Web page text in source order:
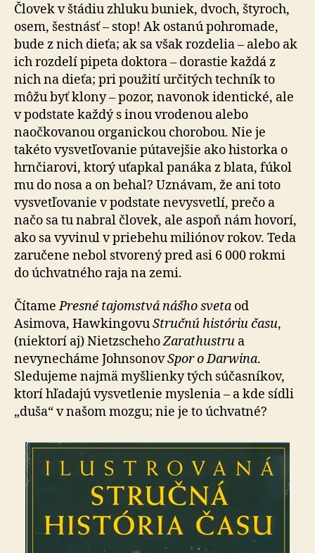
Človek v štádiu zhluku buniek, dvoch, štyroch,
osem, šest­násť – stop! Ak ostanú pohromade,
bude z nich dieťa; ak sa však rozdelia – alebo ak
ich rozdelí pipeta doktora – do­rastie každá z
nich na dieťa; pri použití určitých tech­ník to
môžu byť klony – pozor, navonok identické, ale
v pod­sta­te každý s inou vrodenou alebo
naočkovanou or­ga­nic­kou chorobou. Nie je
takéto vysvetľovanie pútavejšie ako historka o
hrnčiarovi, ktorý uťapkal panáka z blata, fúkol
mu do nosa a on behal? Uznávam, že ani toto
vy­svet­ľo­va­nie v podstate nevysvetlí, prečo a
načo sa tu nabral člo­vek, ale aspoň nám hovorí,
ako sa vyvinul v priebehu mi­li­ó­nov rokov. Teda
zaručene nebol stvorený pred asi 6 000 rokmi
do úchvatného raja na zemi.
ČítamePresné tajomstvá nášho sveta od
Asimova, Haw­kingo­vuStručnú históriu času,
(niektorí aj) NietzschehoZarathustru a
nevynecháme JohnsonovSpor o Darwina.
Sledujeme najmä myšlienky tých súčasníkov,
ktorí hľa­da­jú vysvetlenie myslenia – a kde sídli
„duša“ v našom moz­gu; nie je to úchvatné?